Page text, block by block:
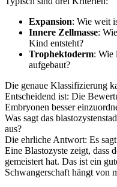
Expansion: Wie weit
Innere Zellmasse:
Kind entsteht?
Trophektoderm: Wie
aufgebaut?
Die genaue Klassifizierung
Entscheidend ist: Die
Embryonen besser
Was sagt das
aus?
Die ehrliche Antwort: Es
Eine Blastozyste zeigt, dass
gemeistert hat. Das ist ein
Schwangerschaft hängt von